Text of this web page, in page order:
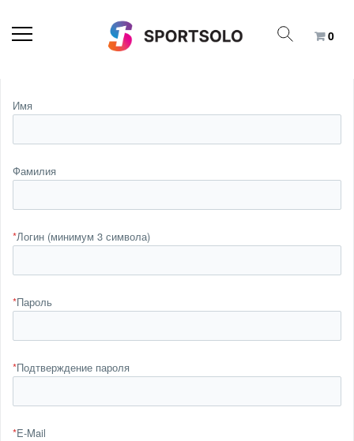
0
Имя
Фамилия
*Логин (минимум 3 символа)
*Пароль
*Подтверждение пароля
*E-Mail